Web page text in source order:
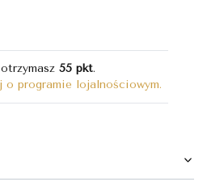
55 pkt.
o programie lojalnościowym.